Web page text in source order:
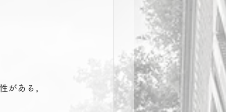
がある。